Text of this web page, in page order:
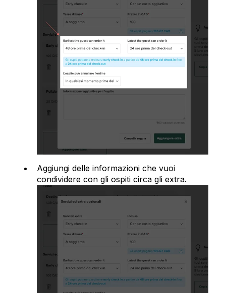
Aggiungi delle informazioni che vuoi
condividere con gli ospiti circa gli extra.